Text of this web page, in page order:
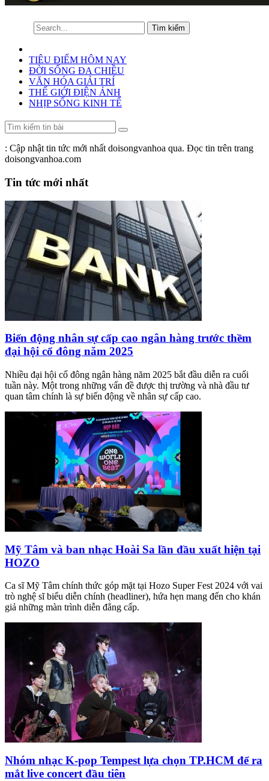
TIÊU ĐIỂM HÔM NAY
ĐỜI SỐNG ĐA CHIỀU
VĂN HÓA GIẢI TRÍ
THẾ GIỚI ĐIỆN ẢNH
NHỊP SỐNG KINH TẾ
: Cập nhật tin tức mới nhất doisongvanhoa qua. Đọc tin trên trang
doisongvanhoa.com
Tin tức mới nhất
Biến động nhân sự cấp cao ngân hàng trước thềm
đại hội cổ đông năm 2025
Nhiều đại hội cổ đông ngân hàng năm 2025 bắt đầu diễn ra cuối
tuần này. Một trong những vấn đề được thị trường và nhà đầu tư
quan tâm chính là sự biến động về nhân sự cấp cao.
Mỹ Tâm và ban nhạc Hoài Sa lần đầu xuất hiện tại
HOZO
Ca sĩ Mỹ Tâm chính thức góp mặt tại Hozo Super Fest 2024 với vai
trò nghệ sĩ biểu diễn chính (headliner), hứa hẹn mang đến cho khán
giả những màn trình diễn đẳng cấp.
Nhóm nhạc K-pop Tempest lựa chọn TP.HCM để ra
mắt live concert đầu tiên